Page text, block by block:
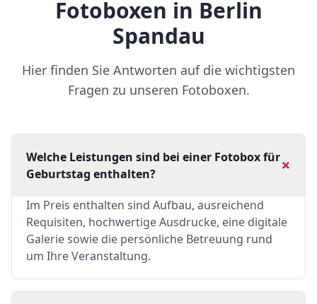
Fotoboxen in Berlin
Spandau
Hier finden Sie Antworten auf die wichtigsten
Fragen zu unseren Fotoboxen.
Welche Leistungen sind bei einer Fotobox für
Geburtstag enthalten?
+
Im Preis enthalten sind Aufbau, ausreichend
Requisiten, hochwertige Ausdrucke, eine digitale
Galerie sowie die persönliche Betreuung rund
um Ihre Veranstaltung.